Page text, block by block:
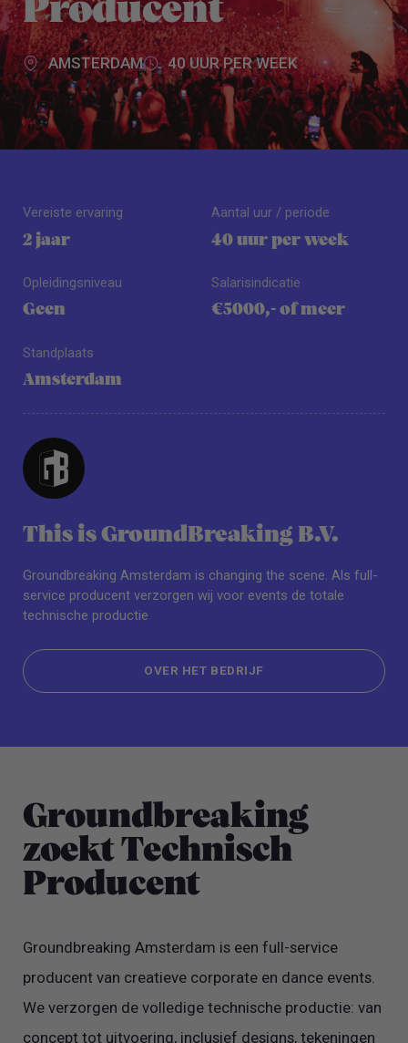
Producent
AMSTERDAM 40 UUR PER WEEK
Vereiste ervaring
2 jaar
Opleidingsniveau
Geen
Standplaats
Amsterdam
Aantal uur / periode
40 uur per week
Salarisindicatie
€5000,- of meer
This is GroundBreaking B.V.
Groundbreaking Amsterdam is changing the scene. Als full-
service producent verzorgen wij voor events de totale
technische productie
OVER HET BEDRIJF
Groundbreaking
zoekt Technisch
Producent
Groundbreaking Amsterdam is een full-service
producent van creatieve corporate en dance events.
We verzorgen de volledige technische productie: van
concept tot uitvoering, inclusief designs, tekeningen